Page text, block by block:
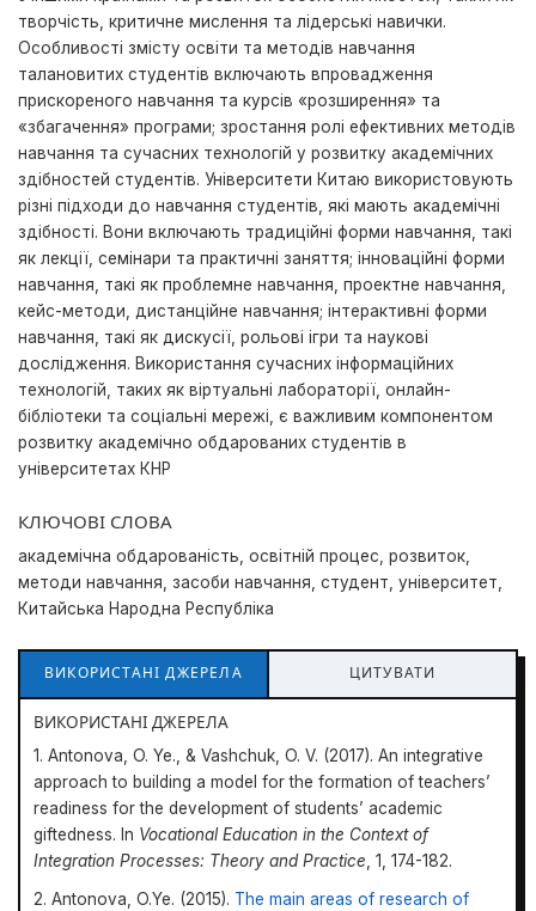
творчість, критичне мислення та лідерські навички.
Особливості змісту освіти та методів навчання
талановитих студентів включають впровадження
прискореного навчання та курсів «розширення» та
«збагачення» програми; зростання ролі ефективних методів
навчання та сучасних технологій у розвитку академічних
здібностей студентів. Університети Китаю використовують
різні підходи до навчання студентів, які мають академічні
здібності. Вони включають традиційні форми навчання, такі
як лекції, семінари та практичні заняття; інноваційні форми
навчання, такі як проблемне навчання, проектне навчання,
кейс-методи, дистанційне навчання; інтерактивні форми
навчання, такі як дискусії, рольові ігри та наукові
дослідження. Використання сучасних інформаційних
технологій, таких як віртуальні лабораторії, онлайн-
бібліотеки та соціальні мережі, є важливим компонентом
розвитку акадeмічно обдарованих студентів в
університетах КНР
КЛЮЧОВІ СЛОВА
академічна обдарованість, освітній процес, розвиток,
методи навчання, засоби навчання, студент, університет,
Китайська Народна Республіка
ВИКОРИСТАНІ ДЖЕРЕЛА ЦИТУВАТИ
ВИКОРИСТАНІ ДЖЕРЕЛА
1. Antonova, O. Ye., & Vashchuk, O. V. (2017). An integrative
approach to building a model for the formation of teachers’
readiness for the development of students’ academic
giftedness. In Vocational Education in the Context of
Integration Processes: Theory and Practice, 1, 174-182.
2. Antonova, O.Ye. (2015). The main areas of research of